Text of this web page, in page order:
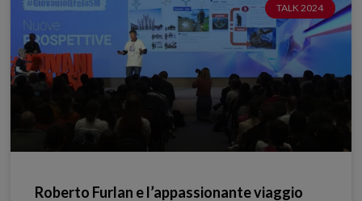
TALK 2024
Roberto Furlan e l’appassionante viaggio